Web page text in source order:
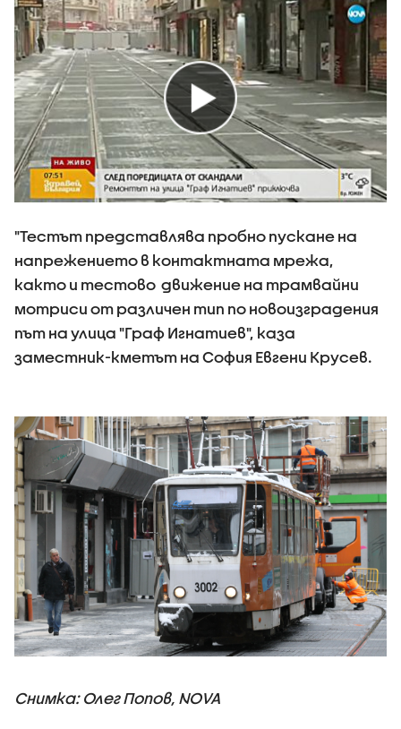
"Тестът представлява пробно пускане на
напрежението в контактната мрежа,
както и тестово движение на трамвайни
мотриси от различен тип по новоизградения
път на улица "Граф Игнатиев", каза
заместник-кметът на София Евгени Крусев.
Снимка: Олег Попов, NOVA